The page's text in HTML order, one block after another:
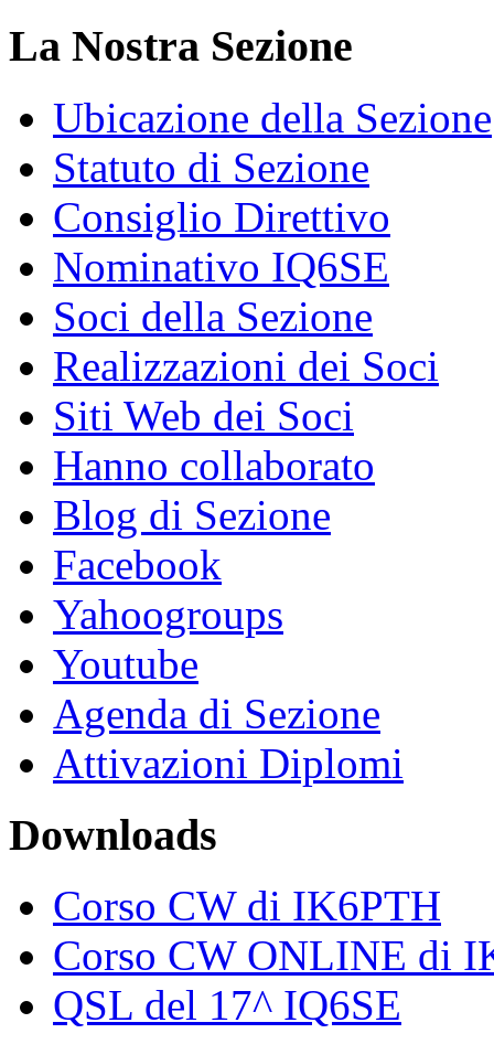
La Nostra Sezione
Ubicazione della Sezione
Statuto di Sezione
Consiglio Direttivo
Nominativo IQ6SE
Soci della Sezione
Realizzazioni dei Soci
Siti Web dei Soci
Hanno collaborato
Blog di Sezione
Facebook
Yahoogroups
Youtube
Agenda di Sezione
Attivazioni Diplomi
Downloads
Corso CW di IK6PTH
Corso CW ONLINE di
QSL del 17^ IQ6SE